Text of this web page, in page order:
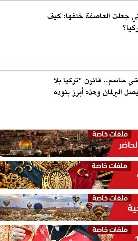
جعلت العاصفة خلفها: كيف
حاسم.. قانون "تركيا بلا
البرلمان وهذه أبرز بنوده